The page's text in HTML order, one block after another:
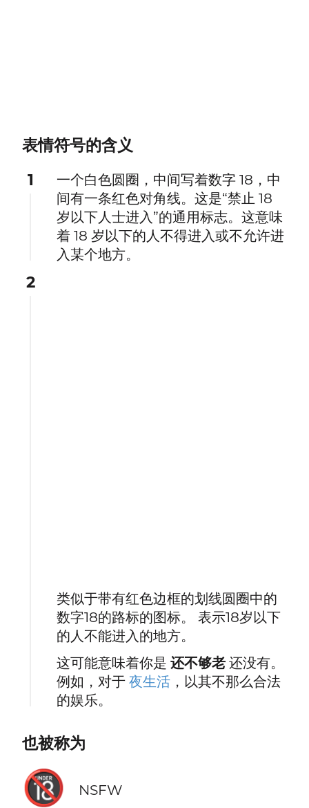
表情符号的含义
1
一个白色圆圈，中间写着数字 18，中
间有一条红色对角线。这是“禁止 18
岁以下人士进入”的通用标志。这意味
着 18 岁以下的人不得进入或不允许进
入某个地方。
2
类似于带有红色边框的划线圆圈中的
数字18的路标的图标。 表示18岁以下
的人不能进入的地方。
这可能意味着你是还不够老 还没有。
例如，对于夜生活 ，以其不那么合法
的娱乐。
也被称为
🔞 NSFW